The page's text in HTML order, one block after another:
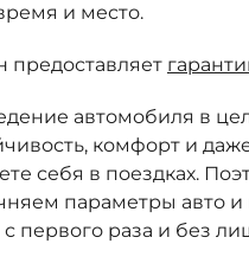
и место.
предоставляет
автомобиля в
комфорт и
себя в поездках.
параметры авто
первого раза и без